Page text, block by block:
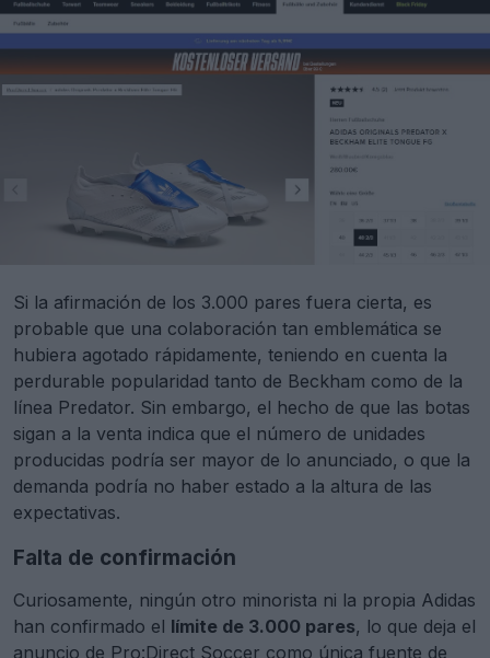
Si la afirmación de los 3.000 pares fuera cierta, es
probable que una colaboración tan emblemática se
hubiera agotado rápidamente, teniendo en cuenta la
perdurable popularidad tanto de Beckham como de la
línea Predator. Sin embargo, el hecho de que las botas
sigan a la venta indica que el número de unidades
producidas podría ser mayor de lo anunciado, o que la
demanda podría no haber estado a la altura de las
expectativas.
Falta de confirmación
Curiosamente, ningún otro minorista ni la propia Adidas
han confirmado el límite de 3.000 pares, lo que deja el
anuncio de Pro:Direct Soccer como única fuente de